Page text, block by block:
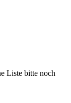
Liste bitte noch